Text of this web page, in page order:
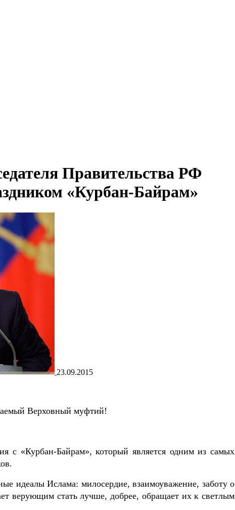
Правительства РФ
«Курбан-Байрам»
23.09.2015
Верховный муфтий!
с «Курбан-Байрам», который является одним из самых
идеалы Ислама: милосердие, взаимоуважение, заботу о
верующим стать лучше, добрее, обращает их к светлым